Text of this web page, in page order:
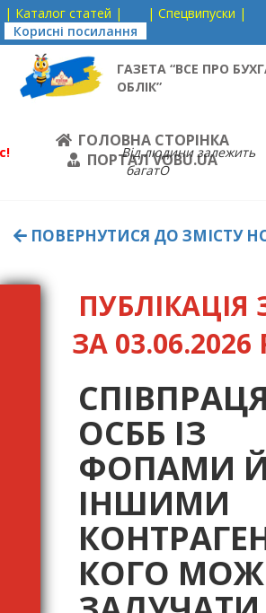
| Каталог статей |
| Спецвипуски |
Корисні посилання
ГАЗЕТА “ВСЕ ПРО
ОБЛІК”
ГОЛОВНА СТОРІНКА
ПОРТАЛ VOBU.UA
Від людини залежить
багатО
ПОВЕРНУТИСЯ ДО ЗМІСТУ
ПУБЛІКАЦІЯ
ЗА 03.06.2026
СПІВПРАЦЯ
ОСББ ІЗ
ФОПАМИ Й
ІНШИМИ
КОГО